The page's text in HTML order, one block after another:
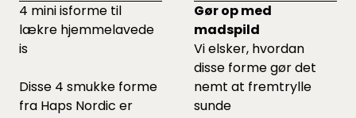
4 mini isforme til
lækre hjemmelavede
is
Disse 4 smukke forme
fra Haps Nordic er
Gør op med
madspild
Vi elsker, hvordan
disse forme gør det
nemt at fremtrylle
sunde